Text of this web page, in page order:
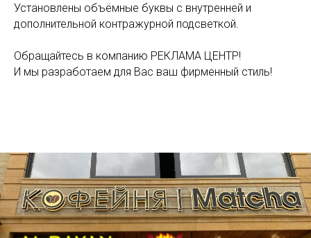
Установлены объёмные буквы с внутренней и
дополнительной контражурной подсветкой.
Обращайтесь в компанию РЕКЛАМА ЦЕНТР!
И мы разработаем для Вас ваш фирменный стиль!